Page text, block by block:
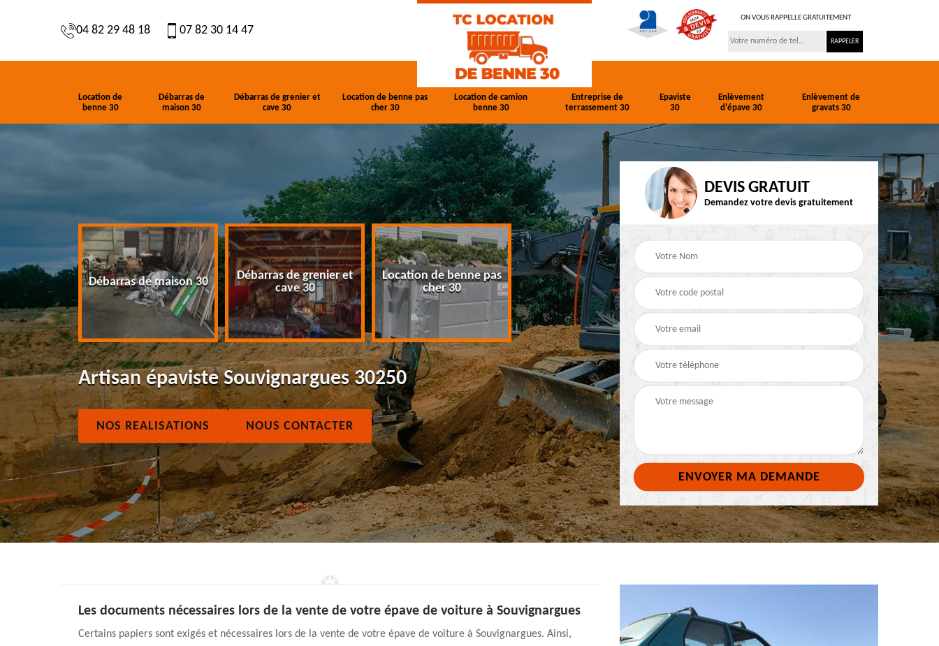
04 82 29 48 18 07 82 30 14 47
ON VOUS RAPPELLE GRATUITEMENT
Location de
benne 30
Débarras de
maison 30
Débarras de grenier et
cave 30
Location de benne pas
cher 30
Location de camion
benne 30
Entreprise de
terrassement 30
Epaviste
30
Enlèvement
d'épave 30
Enlèvement de
gravats 30
benne 30 Débarras de maison 30
Débarras de grenier et
cave 30
Location de benne pas
cher 30
Location de camion
benne 30
Entreprise de
terrassement 30
Epaviste 30
Artisan épaviste Souvignargues 30250
NOS REALISATIONS NOUS CONTACTER
DEVIS GRATUIT
Demandez votre devis gratuitement
Les documents nécessaires lors de la vente de votre épave de voiture à Souvignargues
Certains papiers sont exigés et nécessaires lors de la vente de votre épave de voiture à Souvignargues. Ainsi,